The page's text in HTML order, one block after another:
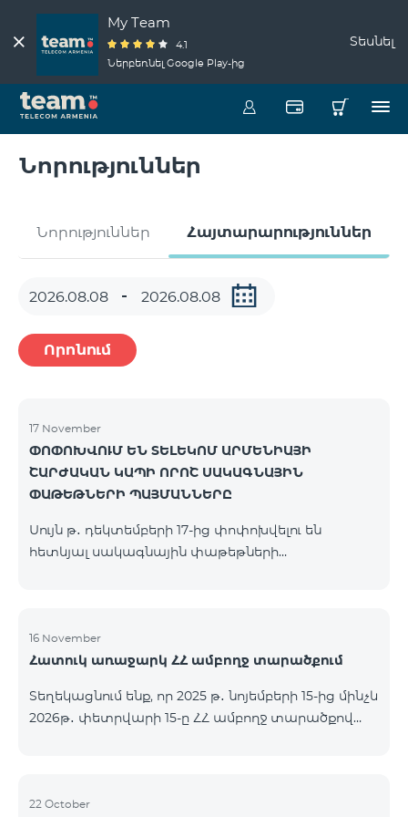
My Team
4.1
Ներբեռնել Google Play-ից
Տեսնել
Նորություններ
Նորություններ Հայտարարություններ
Որոնում
17 November
ՓՈՓՈԽՎՈՒՄ ԵՆ ՏԵԼԵԿՈՄ ԱՐՄԵՆԻԱՅԻ
ՇԱՐԺԱԿԱՆ ԿԱՊԻ ՈՐՈՇ ՍԱԿԱԳՆԱՅԻՆ
ՓԱԹԵԹՆԵՐԻ ՊԱՅՄԱՆՆԵՐԸ
Սույն թ․ դեկտեմբերի 17-ից փոփոխվելու են
հետևյալ սակագնային փաթեթների
նախկին 2000 դրամի փոխարեն։ Բաժանորդները
կստանան 600 րոպե դեպի ՀՀ բոլոր ցանցեր, ԱՄՆ,
փոխարեն և 14 ԳԲ ինտերնետ` նախկին 7 ԳԲ-ի
փոխարեն։ Կանխավճարային «Be Free 3000»
16 November
Հատուկ առաջարկ ՀՀ ամբողջ տարածքում
Տեղեկացնում ենք, որ 2025 թ․ նոյեմբերի 15-ից մինչև
2026թ․ փետրվարի 15-ը ՀՀ ամբողջ տարածքով
9900 մարզային և ԿՈՄԲՈ 4 9900 փաթեթները`
22 October